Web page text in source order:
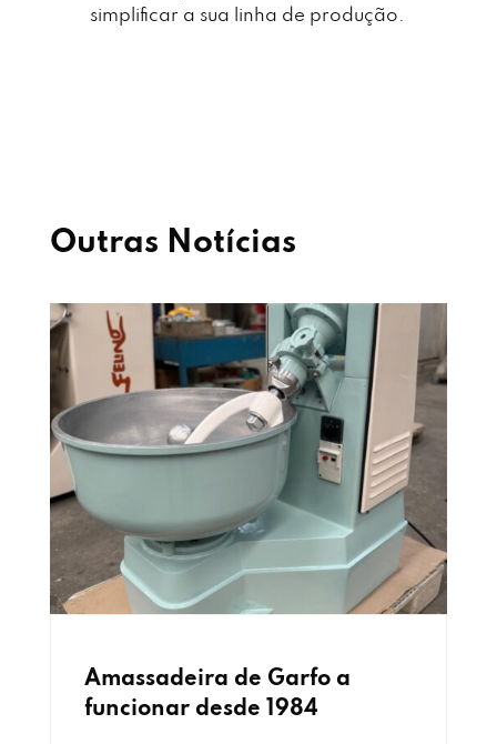
simplificar a sua linha de produção.
Outras Notícias
Amassadeira de Garfo a
funcionar desde 1984